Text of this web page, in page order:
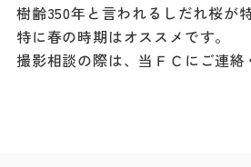
樹齢350年と言われるしだれ桜が
特に春の時期はオススメです。
撮影相談の際は、当ＦＣにご連絡